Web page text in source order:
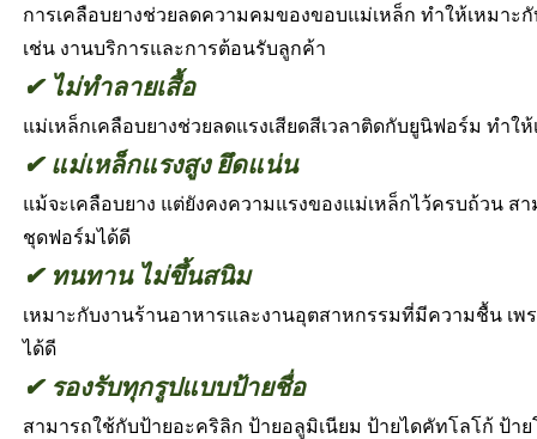
การเคลือบยางช่วยลดความคมของขอบแม่เหล็ก ทำให้เหมาะ
เช่น งานบริการและการต้อนรับลูกค้า
✔ ไม่ทำลายเสื้อ
แม่เหล็กเคลือบยางช่วยลดแรงเสียดสีเวลาติดกับยูนิฟอร์ม ทำให้
✔ แม่เหล็กแรงสูง ยึดแน่น
แม้จะเคลือบยาง แต่ยังคงความแรงของแม่เหล็กไว้ครบถ้วน ส
ชุดฟอร์มได้ดี
✔ ทนทาน ไม่ขึ้นสนิม
เหมาะกับงานร้านอาหารและงานอุตสาหกรรมที่มีความชื้น เพ
ได้ดี
✔ รองรับทุกรูปแบบป้ายชื่อ
สามารถใช้กับป้ายอะคริลิก ป้ายอลูมิเนียม ป้ายไดคัทโลโก้ ป้า